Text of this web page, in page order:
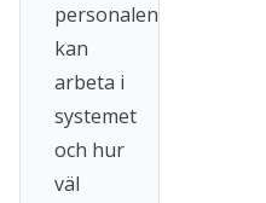
personalen
kan
arbeta i
systemet
och hur
väl